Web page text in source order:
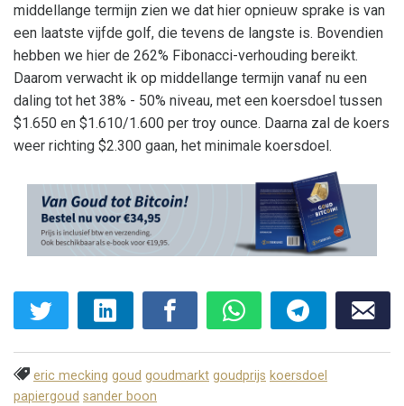
middellange termijn zien we dat hier opnieuw sprake is van
een laatste vijfde golf, die tevens de langste is. Bovendien
hebben we hier de 262% Fibonacci-verhouding bereikt.
Daarom verwacht ik op middellange termijn vanaf nu een
daling tot het 38% - 50% niveau, met een koersdoel tussen
$1.650 en $1.610/1.600 per troy ounce. Daarna zal de koers
weer richting $2.300 gaan, het minimale koersdoel.
eric mecking goud goudmarkt goudprijs koersdoel
papiergoud sander boon